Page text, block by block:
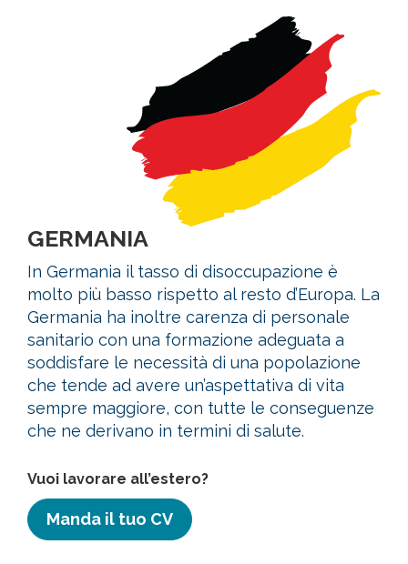
GERMANIA
In Germania il tasso di disoccupazione è
molto più basso rispetto al resto d’Europa. La
Germania ha inoltre carenza di personale
sanitario con una formazione adeguata a
soddisfare le necessità di una popolazione
che tende ad avere un’aspettativa di vita
sempre maggiore, con tutte le conseguenze
che ne derivano in termini di salute.
Vuoi lavorare all’estero?
Manda il tuo CV